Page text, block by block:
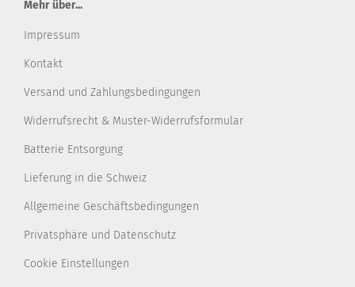
Mehr über...
Impressum
Kontakt
Versand und Zahlungsbedingungen
Widerrufsrecht & Muster-Widerrufsformular
Batterie Entsorgung
Lieferung in die Schweiz
Allgemeine Geschäftsbedingungen
Privatsphäre und Datenschutz
Cookie Einstellungen